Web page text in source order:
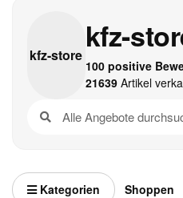
kfz-store
kfz-
100 positive
21639Artikel
Kategorien Shoppen